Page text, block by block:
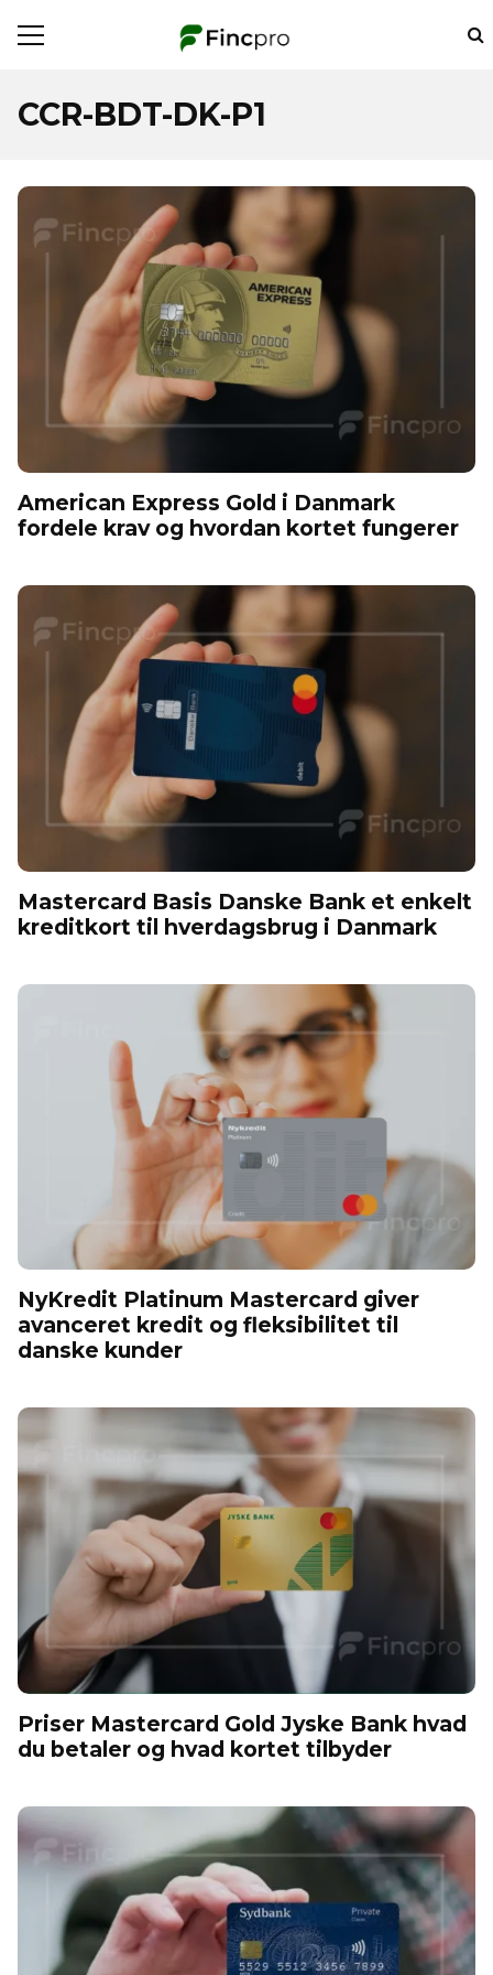
CCR-BDT-DK-P1
American Express Gold i Danmark
fordele krav og hvordan kortet fungerer
Mastercard Basis Danske Bank et enkelt
kreditkort til hverdagsbrug i Danmark
NyKredit Platinum Mastercard giver
avanceret kredit og fleksibilitet til
danske kunder
Priser Mastercard Gold Jyske Bank hvad
du betaler og hvad kortet tilbyder